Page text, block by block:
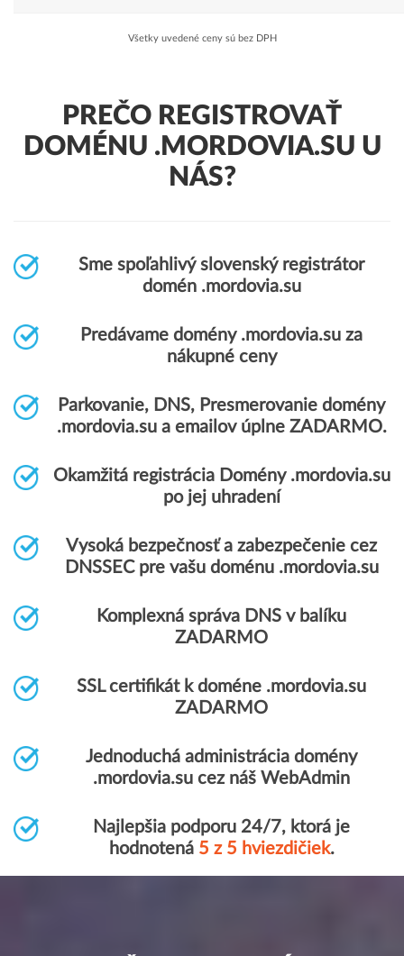
Všetky uvedené ceny sú bez DPH
PREČO REGISTROVAŤ
DOMÉNU .MORDOVIA.SU U
NÁS?
Sme spoľahlivý slovenský registrátor
domén .mordovia.su
Predávame domény .mordovia.su za
nákupné ceny
Parkovanie, DNS, Presmerovanie domény
.mordovia.su a emailov úplne ZADARMO.
Okamžitá registrácia Domény .mordovia.su
po jej uhradení
Vysoká bezpečnosť a zabezpečenie cez
DNSSEC pre vašu doménu .mordovia.su
Komplexná správa DNS v balíku
ZADARMO
SSL certifikát k doméne .mordovia.su
ZADARMO
Jednoduchá administrácia domény
.mordovia.su cez náš WebAdmin
Najlepšia podporu 24/7, ktorá je
hodnotená 5 z 5 hviezdičiek.